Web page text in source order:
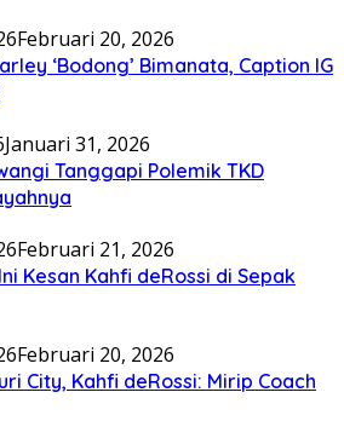
Februari 20, 2026
‘Bodong’ Bimanata, Caption IG
Januari 31, 2026
Tanggapi Polemik TKD
Februari 21, 2026
Kesan Kahfi deRossi di Sepak
Februari 20, 2026
City, Kahfi deRossi: Mirip Coach